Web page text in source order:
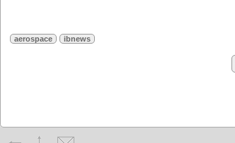
aerospace ibnews